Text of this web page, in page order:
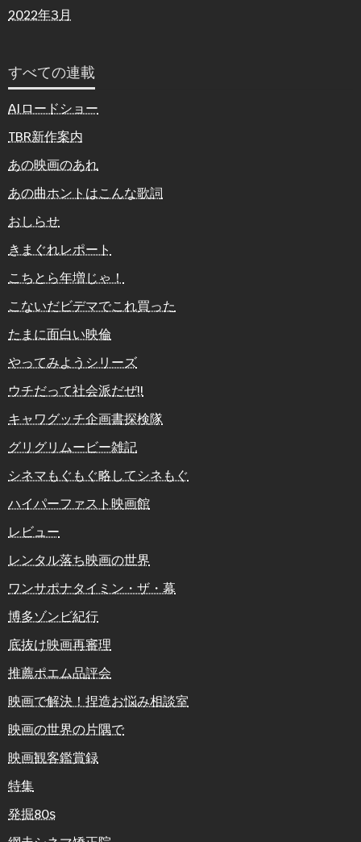
2022年3月
すべての連載
AIロードショー
TBR新作案内
あの映画のあれ
あの曲ホントはこんな歌詞
おしらせ
きまぐれレポート
こちとら年増じゃ！
こないだビデマでこれ買った
たまに面白い映倫
やってみようシリーズ
ウチだって社会派だぜ!!
キャワグッチ企画書探検隊
グリグリムービー雑記
シネマもぐもぐ略してシネもぐ
ハイパーファスト映画館
レビュー
レンタル落ち映画の世界
ワンサポナタイミン・ザ・幕
博多ゾンビ紀行
底抜け映画再審理
推薦ポエム品評会
映画で解決！捏造お悩み相談室
映画の世界の片隅で
映画観客鑑賞録
特集
発掘80s